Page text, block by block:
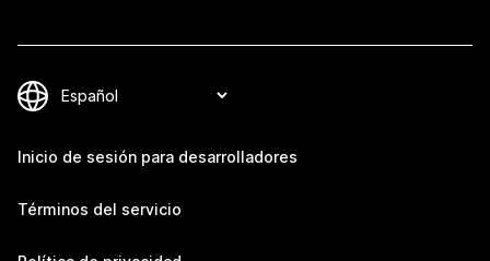
Inicio de sesión para desarrolladores
Términos del servicio